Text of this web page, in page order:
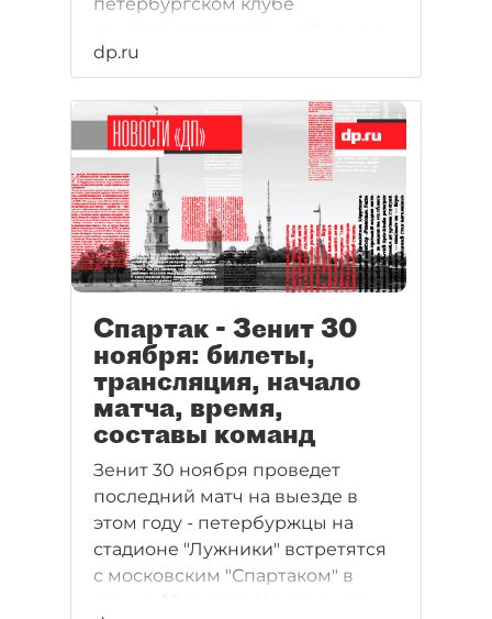
а в "Спартаке" сменился
главный тренер, вместо него
руководство командой принял
Валерий Карпин.
dp.ru
Спартак - Зенит 30
ноября: билеты,
трансляция, начало
матча, время,
составы команд
Зенит 30 ноября проведет
последний матч на выезде в
этом году - петербуржцы на
стадионе "Лужники" встретятся
с московским "Спартаком" в